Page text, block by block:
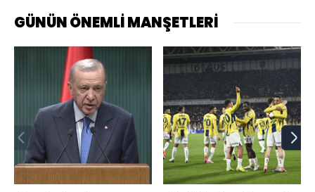
GÜNÜN ÖNEMLİ MANŞETLERİ